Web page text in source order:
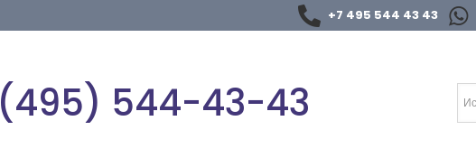
+7 495 544 43 43
(495) 544-43-43